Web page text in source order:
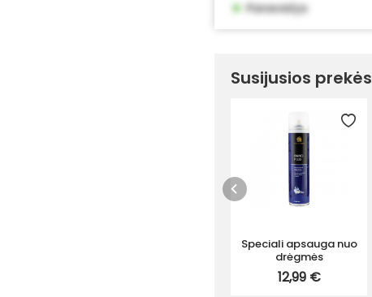
• Panevėžys
Susijusios prekės
Speciali apsauga nuo
drėgmės
12,99 €